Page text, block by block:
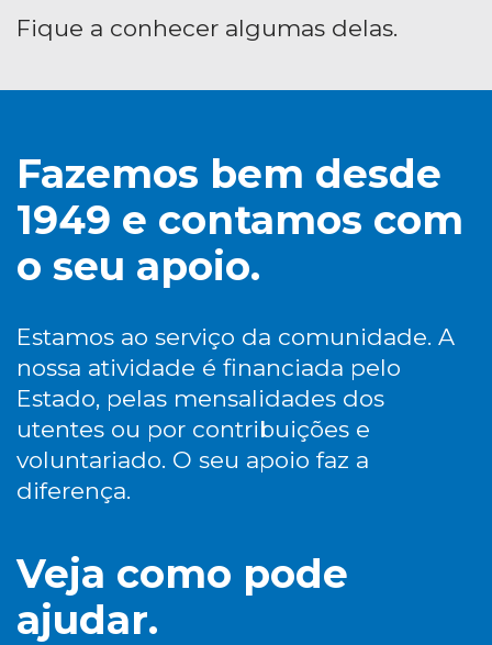
Fique a conhecer algumas delas.
Fazemos bem desde
1949 e contamos com
o seu apoio.
Estamos ao serviço da comunidade. A
nossa atividade é financiada pelo
Estado, pelas mensalidades dos
utentes ou por contribuições e
voluntariado. O seu apoio faz a
diferença.
Veja como pode
ajudar.